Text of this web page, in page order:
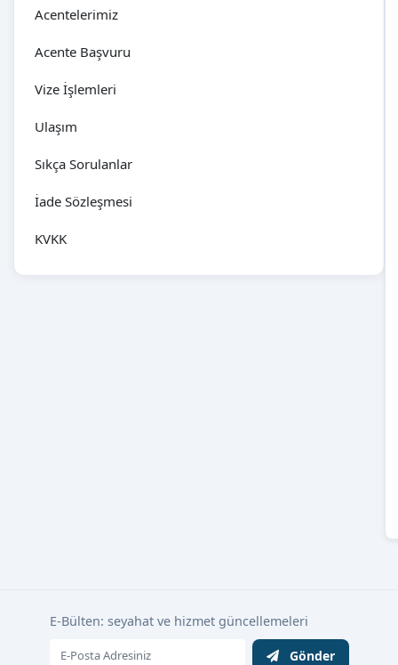
Acentelerimiz
Acente Başvuru
Vize İşlemleri
Ulaşım
Sıkça Sorulanlar
İade Sözleşmesi
KVKK
E-Bülten: seyahat ve hizmet güncellemeleri
Gönder